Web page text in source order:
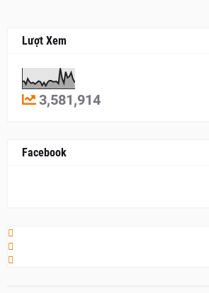
Lượt Xem
3,581,914
Facebook